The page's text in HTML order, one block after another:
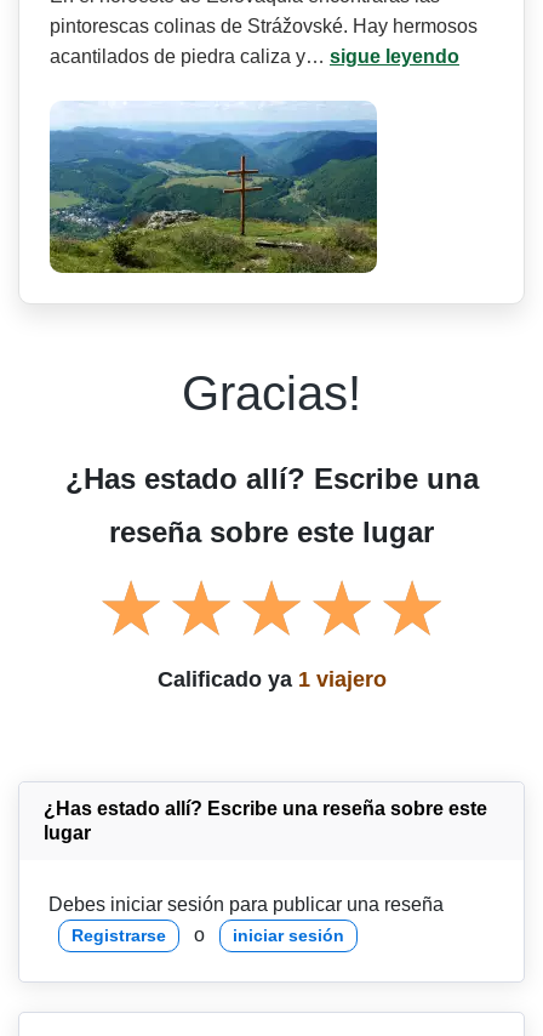
pintorescas colinas de Strážovské. Hay hermosos
acantilados de piedra caliza y… sigue leyendo
Gracias!
¿Has estado allí? Escribe una
reseña sobre este lugar
Calificado ya 1 viajero
¿Has estado allí? Escribe una reseña sobre este
lugar
Debes iniciar sesión para publicar una reseña
Registrarse o iniciar sesión